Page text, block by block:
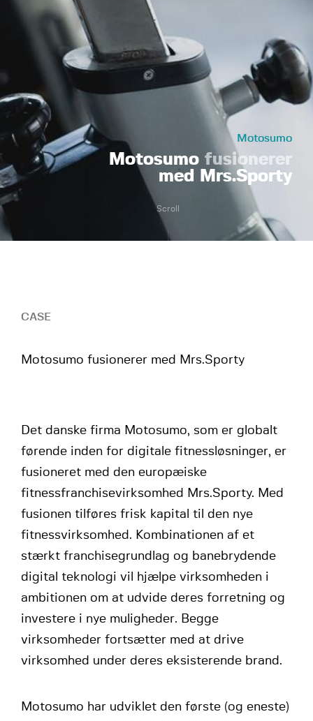
Motosumo
Motosumo fusionerer
med Mrs.Sporty
Scroll
CASE
Motosumo fusionerer med Mrs.Sporty
Det danske firma Motosumo, som er globalt
førende inden for digitale fitnessløsninger, er
fusioneret med den europæiske
fitnessfranchisevirksomhed Mrs.Sporty. Med
fusionen tilføres frisk kapital til den nye
fitnessvirksomhed. Kombinationen af et
stærkt franchisegrundlag og banebrydende
digital teknologi vil hjælpe virksomheden i
ambitionen om at udvide deres forretning og
investere i nye muligheder. Begge
virksomheder fortsætter med at drive
virksomhed under deres eksisterende brand.
Motosumo har udviklet den første (og eneste)